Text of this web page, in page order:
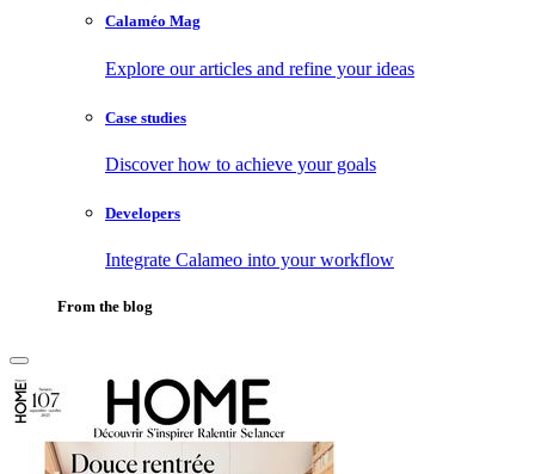
Calaméo Mag
Explore our articles and refine your ideas
Case studies
Discover how to achieve your goals
Developers
Integrate Calameo into your workflow
From the blog